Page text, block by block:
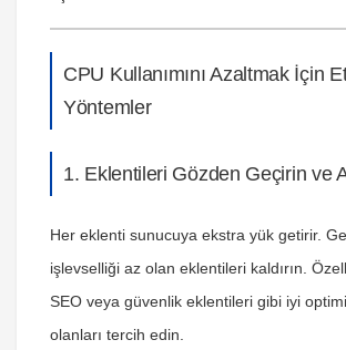
CPU Kullanımını Azaltmak İçin
Yöntemler
1. Eklentileri Gözden Geçirin ve
Her eklenti sunucuya ekstra yük getirir.
işlevselliği az olan eklentileri kaldırın.
SEO veya güvenlik eklentileri gibi iyi
olanları tercih edin.